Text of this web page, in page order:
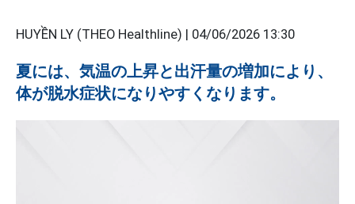
HUYỀN LY (THEO Healthline) | 04/06/2026 13:30
夏には、気温の上昇と出汗量の増加により、
体が脱水症状になりやすくなります。